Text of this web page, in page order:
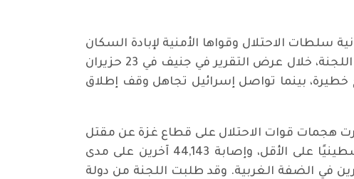
سلطات الاحتلال وقواها الأمنية لإبادة السكان
الفلسطينيين في قطاع غزة، كلياً أو جزئياً. وقال سرينيفاسان موراليدار، المحامي الهندي ورئيس اللجنة، خلال عرض التقرير في جنيف في 23 حزيران
يُقتلون ويُصابون بجروح خطيرة، بينما تواصل إسرائيل تجاهل وقف إطلاق
هجمات قوات الاحتلال على قطاع غزة عن مقتل
73,035 فلسطيني على الأقل، بينهم أكثر من 21,280 طفلًا،. وتوثق اللجنة مقتل 20,179 طفلًا فلسطينيًا على الأقل، وإصابة 44,143 آخرين على مدى
من إجمالي الضحايا في غزة، بالإضافة إلى قتل 213 فلسطيني آخرين في الضفة الغربية. وقد طلبت اللجنة من دولة